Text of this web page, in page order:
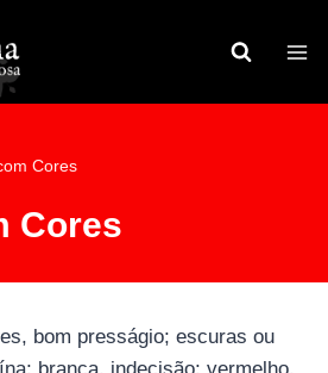
Cores
Cores
bom presságio; escuras ou